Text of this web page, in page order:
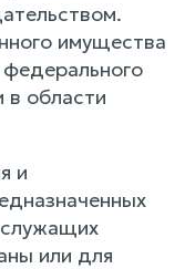
имущества
в области
и
или для